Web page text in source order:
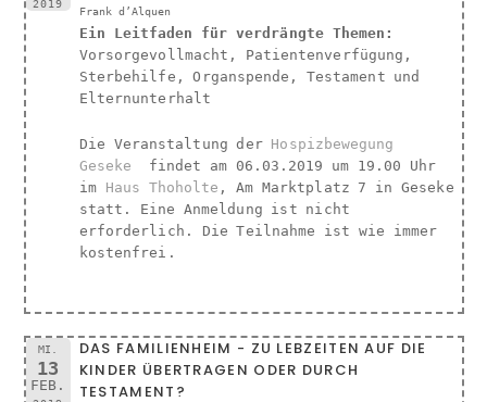
2019
Frank d’Alquen
Ein Leitfaden für verdrängte Themen:
Vorsorgevollmacht, Patientenverfügung,
Sterbehilfe, Organspende, Testament und
Elternunterhalt
Die Veranstaltung der Hospizbewegung
Geseke
findet am 06.03.2019 um 19.00 Uhr
im Haus Thoholte , Am Marktplatz 7 in Geseke
statt. Eine Anmeldung ist nicht
erforderlich. Die Teilnahme ist wie immer
kostenfrei.
MI.
13
FEB.
DAS FAMILIENHEIM - ZU LEBZEITEN AUF DIE
KINDER ÜBERTRAGEN ODER DURCH
TESTAMENT?